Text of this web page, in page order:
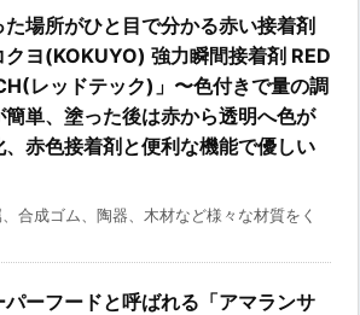
た場所がひと目で分かる赤い接着剤
クヨ(KOKUYO) 強力瞬間接着剤 RED
レッドテック)」〜色付きで量の調
簡単、塗った後は赤から透明へ色が
、赤色接着剤と便利な機能で優しい
合成ゴム、陶器、木材など様々な材質をく
パーフードと呼ばれる「アマランサ